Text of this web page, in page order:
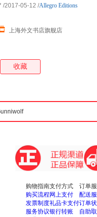
上海外文书店旗舰店
/2017-05-12 /Allegro Editions
收藏
购物指南
购买流程
发票制度
服务协议
支付方式
网上支付
礼品卡支付
银行转账
订单
配送
订单
自助